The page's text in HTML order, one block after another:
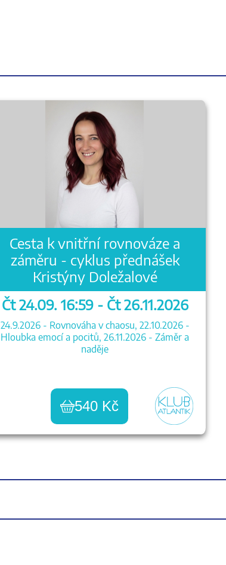
Cesta k vnitřní rovnováze a
záměru - cyklus přednášek
Kristýny Doležalové
Čt 24.09. 16:59 - Čt 26.11.2026
24.9.2026 - Rovnováha v chaosu, 22.10.2026 -
Hloubka emocí a pocitů, 26.11.2026 - Záměr a
naděje
540 Kč